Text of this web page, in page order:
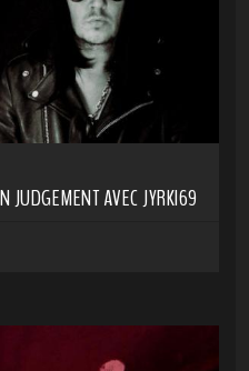
JUDGEMENT AVEC JYRKI69